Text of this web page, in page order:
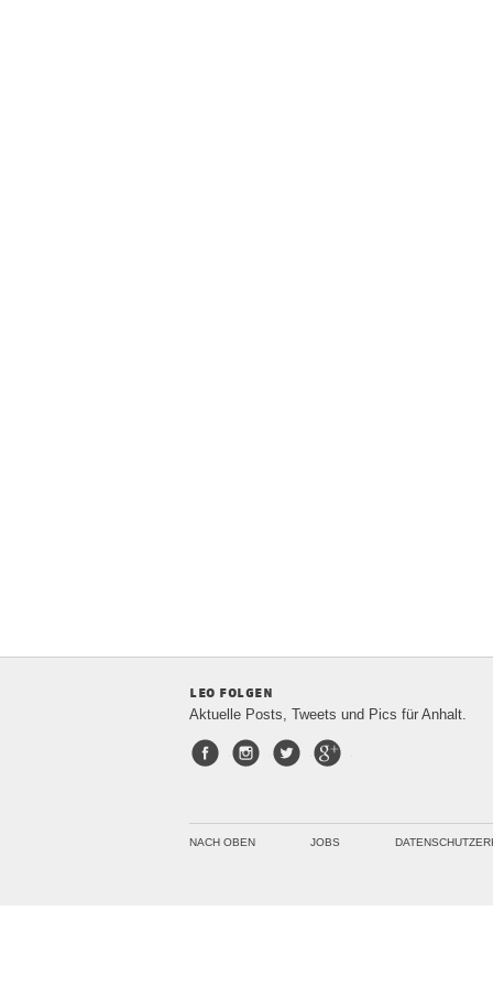
leo folgen
Aktuelle Posts, Tweets und Pics für Anhalt.
FacebookInstagram
Twitter
NACH OBEN JOBS